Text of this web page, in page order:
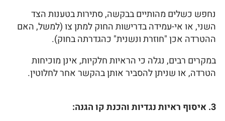
נחפש כשלים מהותיים בבקשה, סתירות בטענות הצד
השני, או אי-עמידה בדרישות החוק למתן צו (למשל, האם
ההטרדה אכן "חוזרת ונשנית" כהגדרתה בחוק).
במקרים רבים, נגלה כי הראיות חלקיות, אינן מוכיחות
הטרדה, או שניתן להסביר אותן בהקשר אחר לחלוטין.
3. איסוף ראיות נגדיות והכנת קו הגנה: